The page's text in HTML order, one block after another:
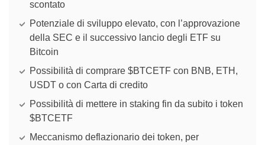
scontato
Potenziale di sviluppo elevato, con l’approvazione
della SEC e il successivo lancio degli ETF su
Bitcoin
Possibilità di comprare $BTCETF con BNB, ETH,
USDT o con Carta di credito
Possibilità di mettere in staking fin da subito i token
$BTCETF
Meccanismo deflazionario dei token, per